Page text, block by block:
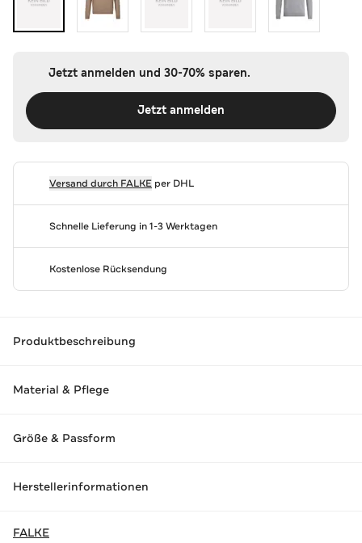
Jetzt anmelden und 30-70% sparen.
Jetzt anmelden
Versand durch FALKEper DHL
Schnelle Lieferung in 1-3 Werktagen
Kostenlose Rücksendung
Produktbeschreibung
Material & Pflege
Größe & Passform
Herstellerinformationen
FALKE